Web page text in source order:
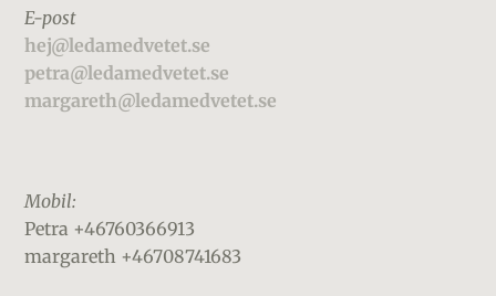
E-post
hej@ledamedvetet.se
petra@ledamedvetet.se
margareth@ledamedvetet.se
Mobil:
Petra +46760366913
margareth +46708741683